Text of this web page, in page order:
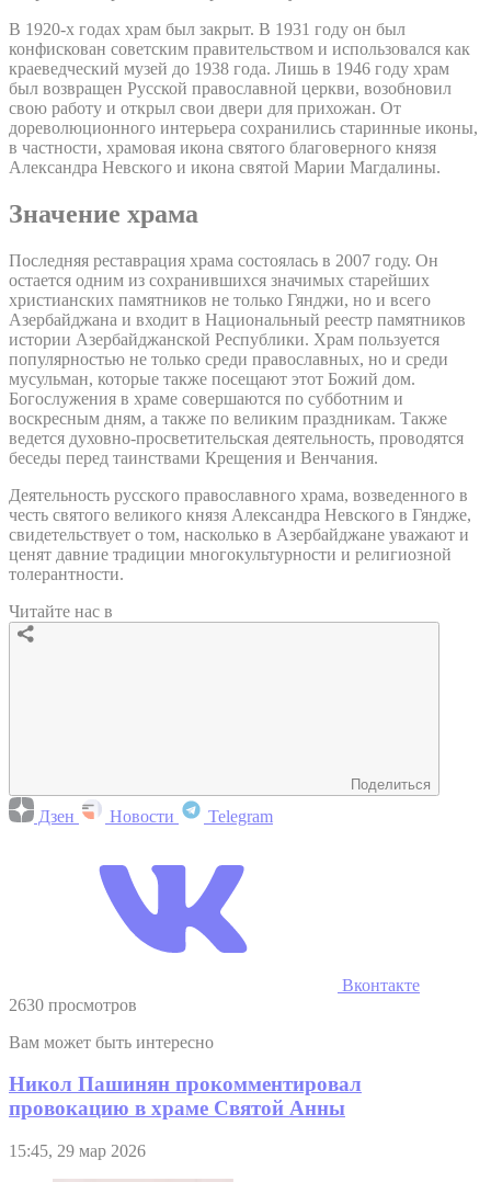
В 1920-х годах храм был закрыт. В 1931 году он был
конфискован советским правительством и использовался как
краеведческий музей до 1938 года. Лишь в 1946 году храм
был возвращен Русской православной церкви, возобновил
свою работу и открыл свои двери для прихожан. От
дореволюционного интерьера сохранились старинные иконы,
в частности, храмовая икона святого благоверного князя
Александра Невского и икона святой Марии Магдалины.
Значение храма
Последняя реставрация храма состоялась в 2007 году. Он
остается одним из сохранившихся значимых старейших
христианских памятников не только Гянджи, но и всего
Азербайджана и входит в Национальный реестр памятников
истории Азербайджанской Республики. Храм пользуется
популярностью не только среди православных, но и среди
мусульман, которые также посещают этот Божий дом.
Богослужения в храме совершаются по субботним и
воскресным дням, а также по великим праздникам. Также
ведется духовно-просветительская деятельность, проводятся
беседы перед таинствами Крещения и Венчания.
Деятельность русского православного храма, возведенного в
честь святого великого князя Александра Невского в Гяндже,
свидетельствует о том, насколько в Азербайджане уважают и
ценят давние традиции многокультурности и религиозной
толерантности.
Читайте нас в
Поделиться
Дзен Новости Telegram
Вконтакте
2630 просмотров
Вам может быть интересно
Никол Пашинян прокомментировал
провокацию в храме Святой Анны
15:45, 29 мар 2026